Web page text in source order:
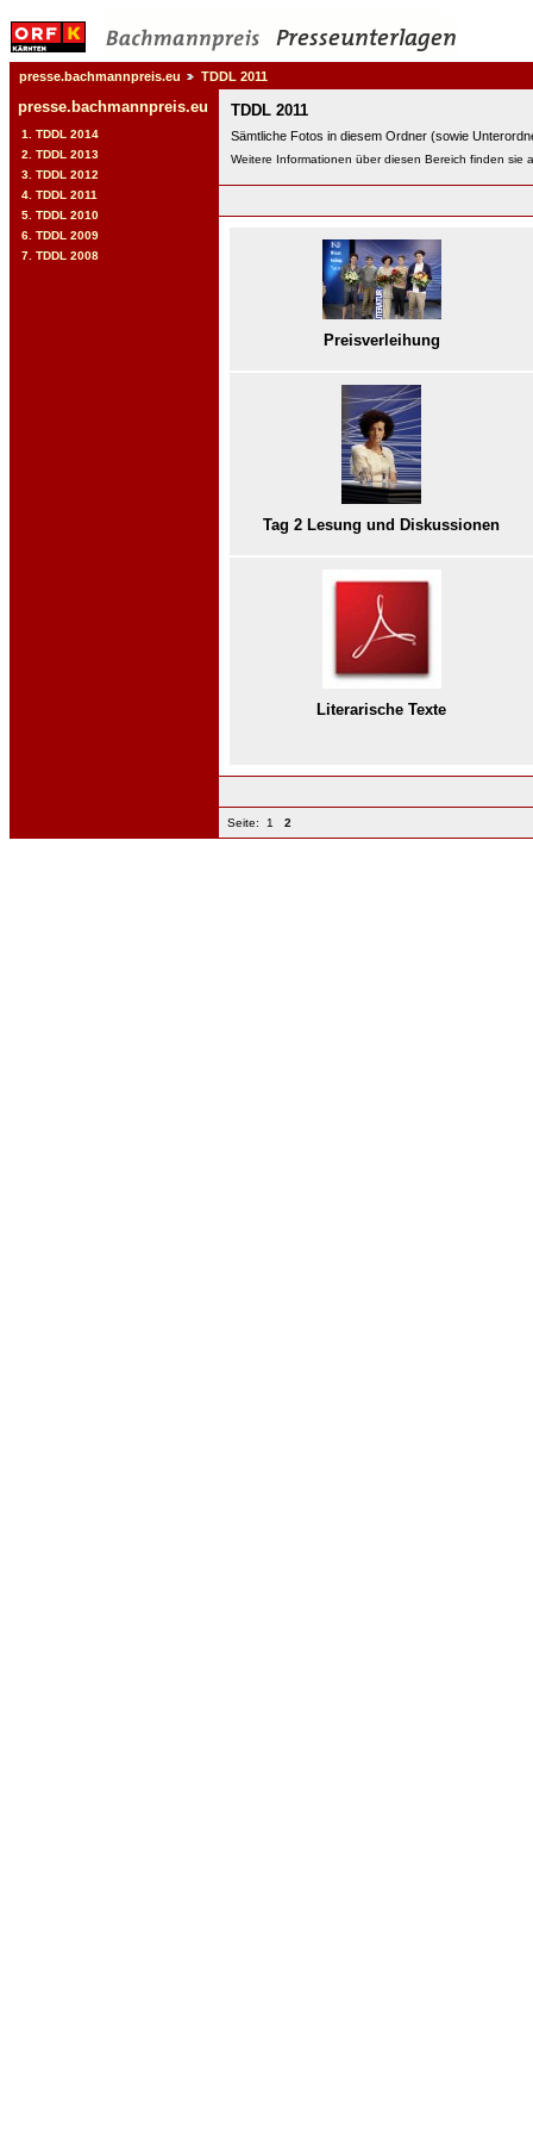
presse.bachmannpreis.eu TDDL 2011
presse.bachmannpreis.eu
1. TDDL 2014
2. TDDL 2013
3. TDDL 2012
4. TDDL 2011
5. TDDL 2010
6. TDDL 2009
7. TDDL 2008
TDDL 2011
Sämtliche Fotos in diesem Ordner (sowie
Weitere Informationen über diesen Bereich finden sie
Preisverleihung
Tag 2 Lesung und Diskussionen
Literarische Texte
Seite: 1 2